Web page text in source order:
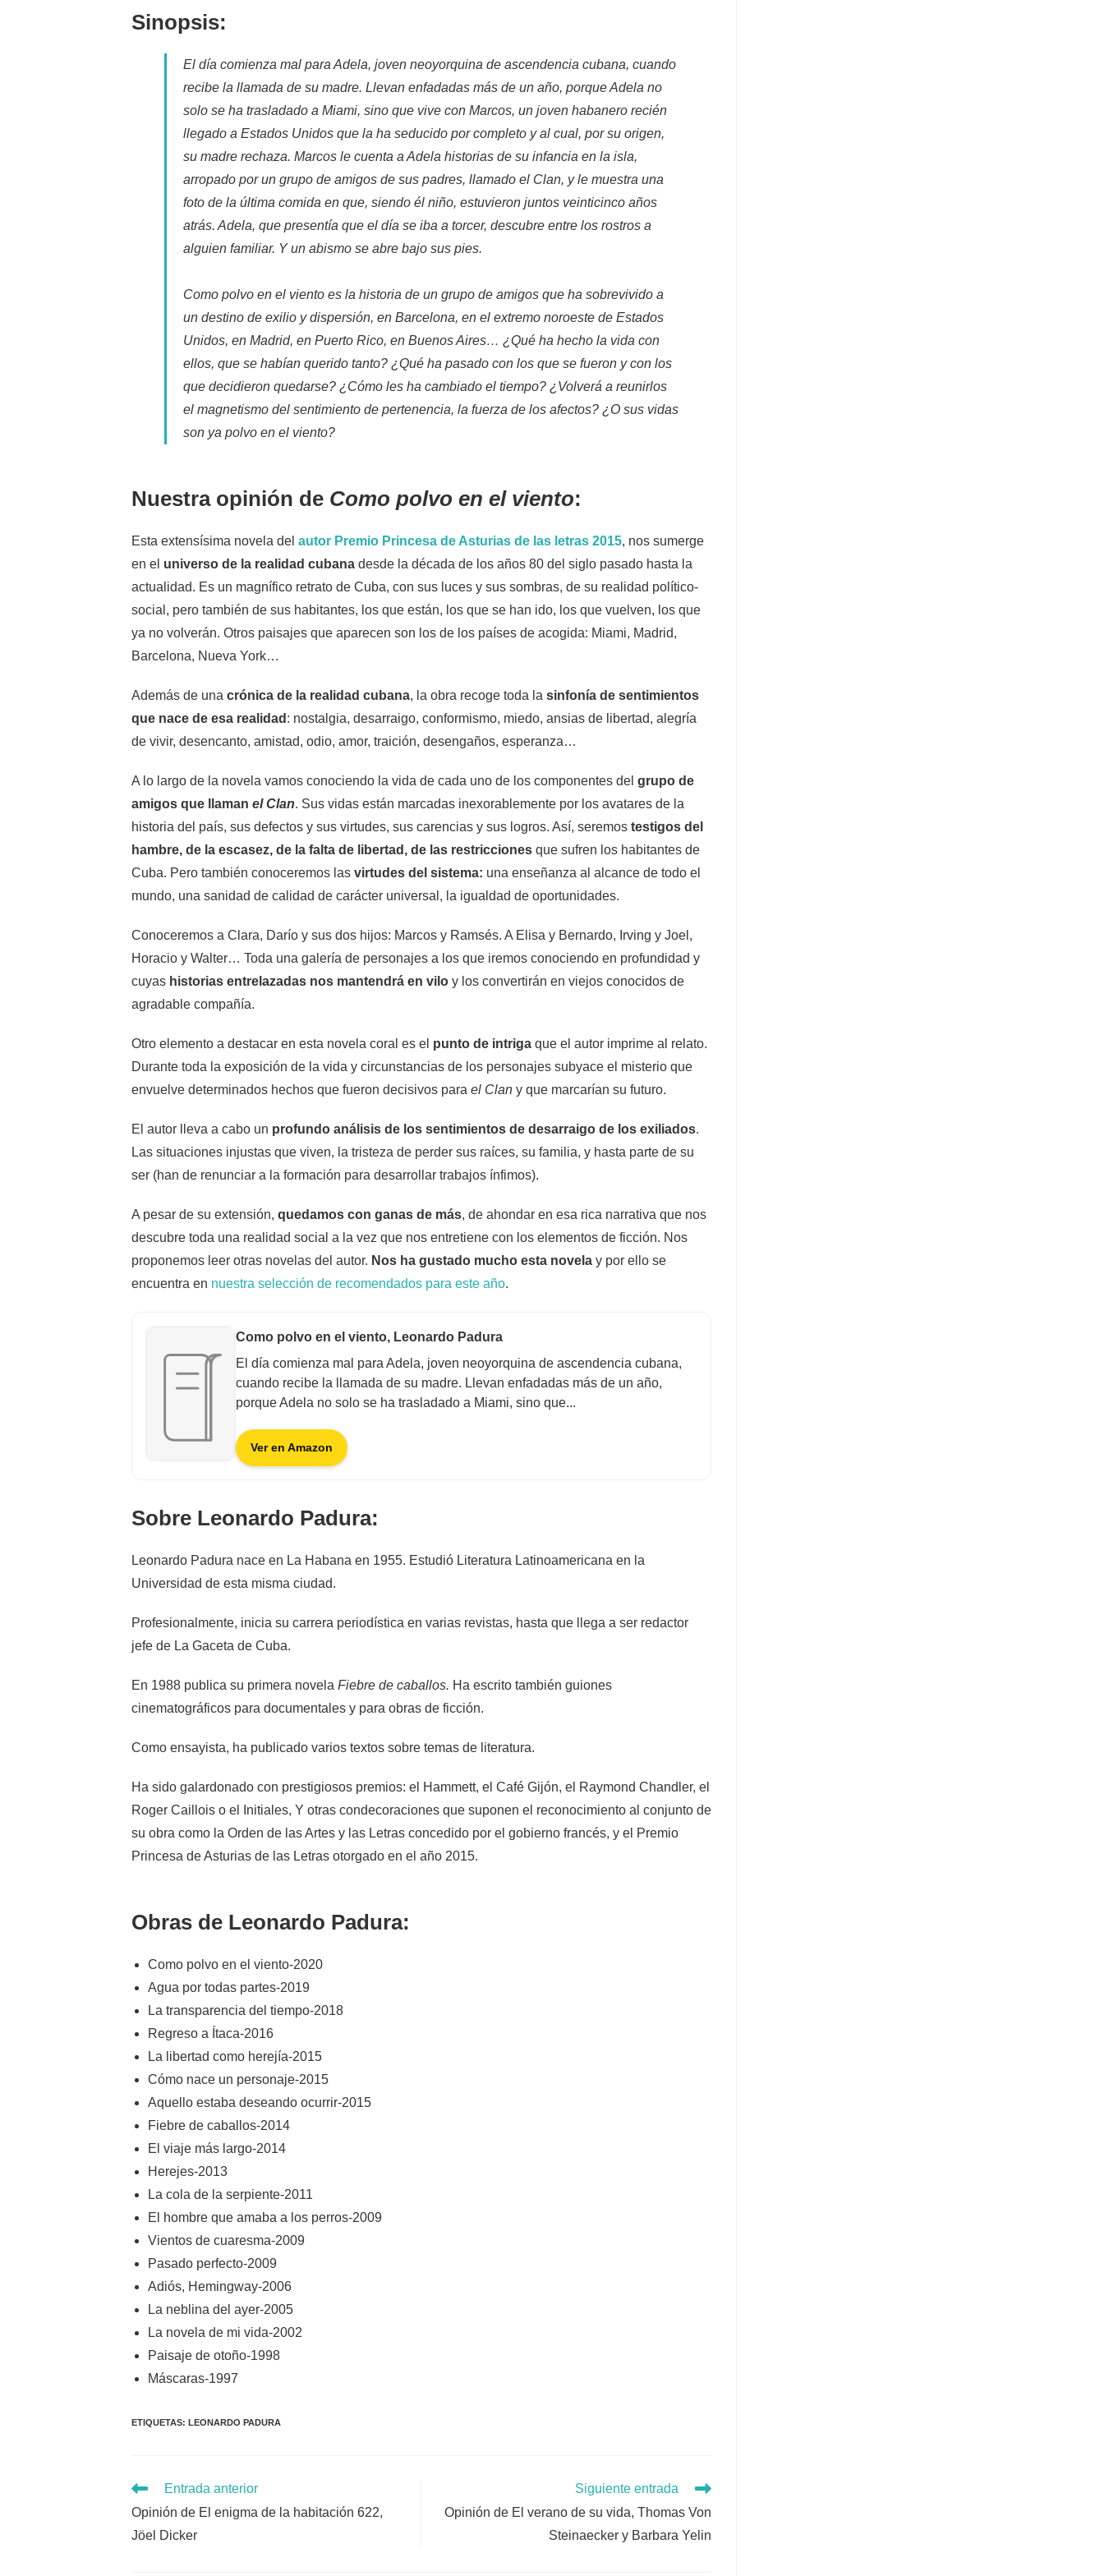
Sinopsis:
El día comienza mal para Adela, joven neoyorquina de ascendencia cubana, cuando
recibe la llamada de su madre. Llevan enfadadas más de un año, porque Adela no
solo se ha trasladado a Miami, sino que vive con Marcos, un joven habanero recién
llegado a Estados Unidos que la ha seducido por completo y al cual, por su origen,
su madre rechaza. Marcos le cuenta a Adela historias de su infancia en la isla,
arropado por un grupo de amigos de sus padres, llamado el Clan, y le muestra una
foto de la última comida en que, siendo él niño, estuvieron juntos veinticinco años
atrás. Adela, que presentía que el día se iba a torcer, descubre entre los rostros a
alguien familiar. Y un abismo se abre bajo sus pies.
Como polvo en el viento es la historia de un grupo de amigos que ha sobrevivido a
un destino de exilio y dispersión, en Barcelona, en el extremo noroeste de Estados
Unidos, en Madrid, en Puerto Rico, en Buenos Aires… ¿Qué ha hecho la vida con
ellos, que se habían querido tanto? ¿Qué ha pasado con los que se fueron y con los
que decidieron quedarse? ¿Cómo les ha cambiado el tiempo? ¿Volverá a reunirlos
el magnetismo del sentimiento de pertenencia, la fuerza de los afectos? ¿O sus vidas
son ya polvo en el viento?
Nuestra opinión de Como polvo en el viento:
Esta extensísima novela del autor Premio Princesa de Asturias de las letras 2015, nos sumerge
en el universo de la realidad cubana desde la década de los años 80 del siglo pasado hasta la
actualidad. Es un magnífico retrato de Cuba, con sus luces y sus sombras, de su realidad político-
social, pero también de sus habitantes, los que están, los que se han ido, los que vuelven, los que
ya no volverán. Otros paisajes que aparecen son los de los países de acogida: Miami, Madrid,
Barcelona, Nueva York…
Además de una crónica de la realidad cubana, la obra recoge toda la sinfonía de sentimientos
que nace de esa realidad : nostalgia, desarraigo, conformismo, miedo, ansias de libertad, alegría
de vivir, desencanto, amistad, odio, amor, traición, desengaños, esperanza…
A lo largo de la novela vamos conociendo la vida de cada uno de los componentes del grupo de
amigos que
llaman el Clan. Sus vidas están marcadas inexorablemente por los avatares de la
historia del país, sus defectos y sus virtudes, sus carencias y sus logros. Así, seremos testigos del
hambre, de la escasez, de la falta de libertad, de las restricciones que sufren los habitantes de
Cuba. Pero también conoceremos las virtudes del sistema: una enseñanza al alcance de todo el
mundo, una sanidad de calidad de carácter universal, la igualdad de oportunidades.
Conoceremos a Clara, Darío y sus dos hijos: Marcos y Ramsés. A Elisa y Bernardo, Irving y Joel,
Horacio y Walter… Toda una galería de personajes a los que iremos conociendo en profundidad y
cuyas historias entrelazadas nos mantendrá en vilo y los convertirán en viejos conocidos de
agradable compañía.
Otro elemento a destacar en esta novela coral es el punto de intriga que el autor imprime al relato.
Durante toda la exposición de la vida y circunstancias de los personajes subyace el misterio que
envuelve determinados hechos que fueron decisivos para el Clan y que marcarían su futuro.
El autor lleva a cabo un profundo análisis de los sentimientos de desarraigo de los exiliados.
Las situaciones injustas que viven, la tristeza de perder sus raíces, su familia, y hasta parte de su
ser (han de renunciar a la formación para desarrollar trabajos ínfimos).
A pesar de su extensión, quedamos con ganas de más, de ahondar en esa rica narrativa que nos
descubre toda una realidad social a la vez que nos entretiene con los elementos de ficción. Nos
proponemos leer otras novelas del autor. Nos ha gustado mucho esta novela y por ello se
encuentra en nuestra selección de recomendados para este año.
Como polvo en el viento, Leonardo Padura
El día comienza mal para Adela, joven neoyorquina de ascendencia cubana,
cuando recibe la llamada de su madre. Llevan enfadadas más de un año,
porque Adela no solo se ha trasladado a Miami, sino que...
Ver en Amazon
Sobre Leonardo Padura:
Leonardo Padura nace en La Habana en 1955. Estudió Literatura Latinoamericana en la
Universidad de esta misma ciudad.
Profesionalmente, inicia su carrera periodística en varias revistas, hasta que llega a ser redactor
jefe de La Gaceta de Cuba.
En 1988 publica su primera novela Fiebre de caballos. Ha escrito también guiones
cinematográficos para documentales y para obras de ficción.
Como ensayista, ha publicado varios textos sobre temas de literatura.
Ha sido galardonado con prestigiosos premios: el Hammett, el Café Gijón, el Raymond Chandler, el
Roger Caillois o el Initiales, Y otras condecoraciones que suponen el reconocimiento al conjunto de
su obra como la Orden de las Artes y las Letras concedido por el gobierno francés, y el Premio
Princesa de Asturias de las Letras otorgado en el año 2015.
Obras de Leonardo Padura:
Como polvo en el viento-2020
Agua por todas partes-2019
La transparencia del tiempo-2018
Regreso a Ítaca-2016
La libertad como herejía-2015
Cómo nace un personaje-2015
Aquello estaba deseando ocurrir-2015
Fiebre de caballos-2014
El viaje más largo-2014
Herejes-2013
La cola de la serpiente-2011
El hombre que amaba a los perros-2009
Vientos de cuaresma-2009
Pasado perfecto-2009
Adiós, Hemingway-2006
La neblina del ayer-2005
La novela de mi vida-2002
Paisaje de otoño-1998
Máscaras-1997
ETIQUETAS: LEONARDO PADURA
Leer
artículos
Entrada anterior
Opinión de El enigma de la habitación 622,
Jöel Dicker
Siguiente entrada
Opinión de El verano de su vida, Thomas Von
Steinaecker y Barbara Yelin